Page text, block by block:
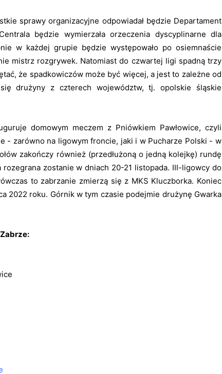
sprawy organizacyjne odpowiadał będzie Departament
będzie wymierzała orzeczenia dyscyplinarne dla
w każdej grupie będzie występowało po osiemnaście
mistrz rozgrywek. Natomiast do czwartej ligi spadną trzy
że spadkowiczów może być więcej, a jest to zależne od
drużyny z czterech województw, tj. opolskie śląskie
domowym meczem z Pniówkiem Pawłowice, czyli
- zarówno na ligowym froncie, jaki i w Pucharze Polski - w
zakończy również (przedłużoną o jedną kolejkę) rundę
zostanie w dniach 20-21 listopada. III-ligowcy do
to zabrzanie zmierzą się z MKS Kluczborka. Koniec
2022 roku. Górnik w tym czasie podejmie drużynę Gwarka